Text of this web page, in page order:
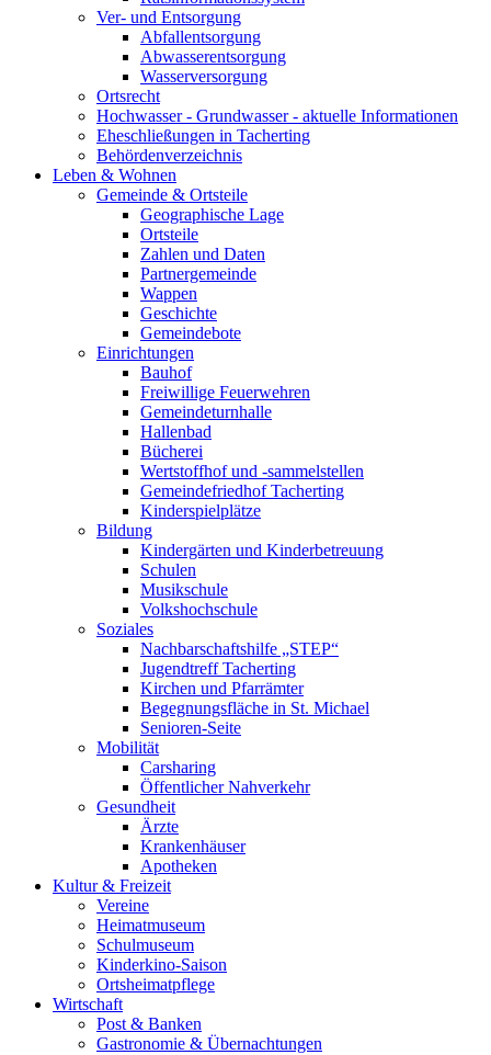
Ver- und Entsorgung
Abfallentsorgung
Abwasserentsorgung
Wasserversorgung
Ortsrecht
Hochwasser - Grundwasser - aktuelle Informationen
Eheschließungen in Tacherting
Behördenverzeichnis
Leben & Wohnen
Gemeinde & Ortsteile
Geographische Lage
Ortsteile
Zahlen und Daten
Partnergemeinde
Wappen
Geschichte
Gemeindebote
Einrichtungen
Bauhof
Freiwillige Feuerwehren
Gemeindeturnhalle
Hallenbad
Bücherei
Wertstoffhof und -sammelstellen
Gemeindefriedhof Tacherting
Kinderspielplätze
Bildung
Kindergärten und Kinderbetreuung
Schulen
Musikschule
Volkshochschule
Soziales
Nachbarschaftshilfe „STEP“
Jugendtreff Tacherting
Kirchen und Pfarrämter
Begegnungsfläche in St. Michael
Senioren-Seite
Mobilität
Carsharing
Öffentlicher Nahverkehr
Gesundheit
Ärzte
Krankenhäuser
Apotheken
Kultur & Freizeit
Vereine
Heimatmuseum
Schulmuseum
Kinderkino-Saison
Ortsheimatpflege
Wirtschaft
Post & Banken
Gastronomie & Übernachtungen